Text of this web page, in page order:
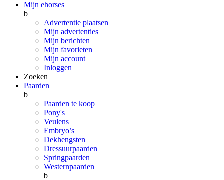
Mijn ehorses
b
Advertentie plaatsen
Mijn advertenties
Mijn berichten
Mijn favorieten
Mijn account
Inloggen
Zoeken
Paarden
b
Paarden te koop
Pony's
Veulens
Embryo’s
Dekhengsten
Dressuurpaarden
Springpaarden
Westernpaarden
b